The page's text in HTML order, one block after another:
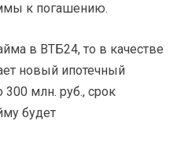
к погашению.
в ВТБ24, то в качестве
новый ипотечный
млн. руб., срок
будет